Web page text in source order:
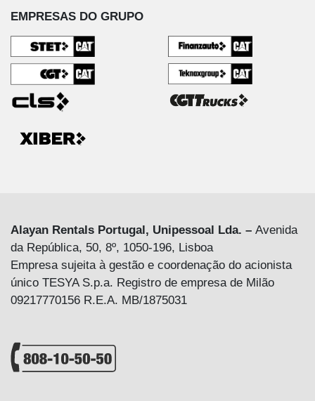
EMPRESAS DO GRUPO
Alayan Rentals Portugal, Unipessoal Lda. – Avenida
da República, 50, 8º, 1050-196, Lisboa
Empresa sujeita à gestão e coordenação do acionista
único TESYA S.p.a. Registro de empresa de Milão
09217770156 R.E.A. MB/1875031